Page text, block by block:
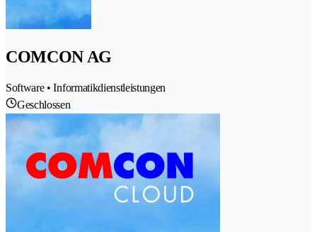
COMCON AG
Software • Informatikdienstleistungen
Geschlossen